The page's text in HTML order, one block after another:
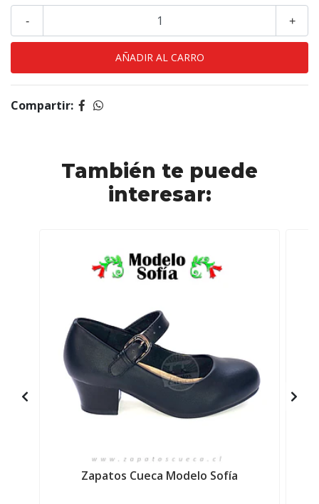
+
-
Compartir:
También te puede
interesar:
Zapatos Cueca Modelo Sofía